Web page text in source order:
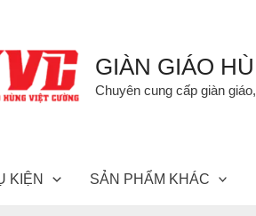
GIÀN GIÁO
Chuyên cung cấp giàn
KIỆN SẢN PHẨM KHÁC